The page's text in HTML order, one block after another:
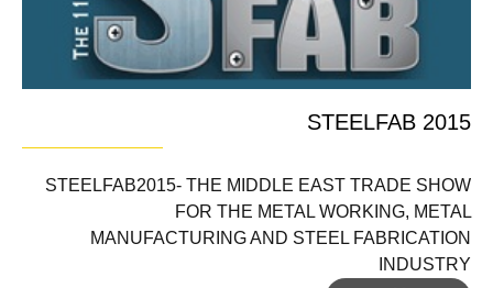
STEELFAB 2015
STEELFAB2015- THE MIDDLE EAST TRADE SHOW
FOR THE METAL WORKING, METAL
MANUFACTURING AND STEEL FABRICATION
INDUSTRY